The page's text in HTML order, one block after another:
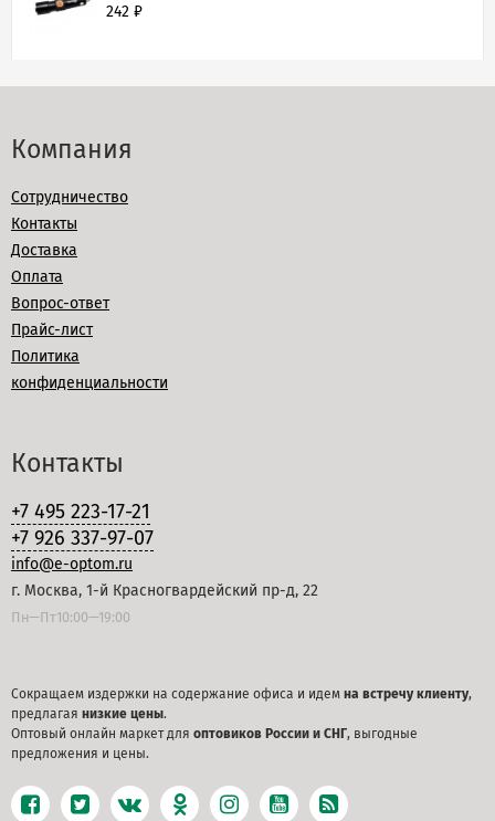
242 ₽
Компания
Сотрудничество
Контакты
Доставка
Оплата
Вопрос-ответ
Прайс-лист
Политика
конфиденциальности
Контакты
+7 495 223-17-21
+7 926 337-97-07
info@e-optom.ru
г. Москва, 1-й Красногвардейский пр-д, 22
Пн—Пт10:00—19:00
Сокращаем издержки на содержание офиса и идем на встречу клиенту,
предлагая низкие цены.
Оптовый онлайн маркет для оптовиков России и СНГ, выгодные
предложения и цены.